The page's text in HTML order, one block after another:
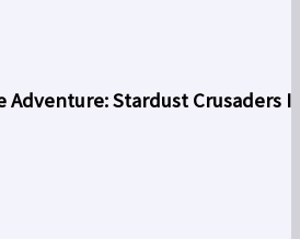
Adventure: Stardust Crusaders I